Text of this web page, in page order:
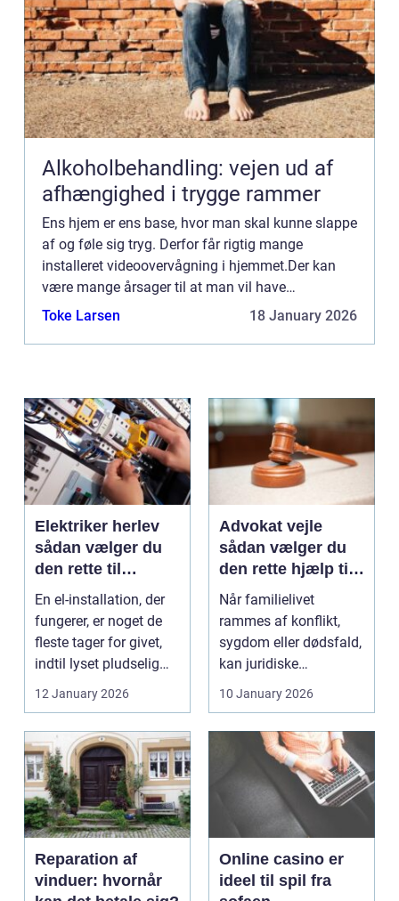
Alkoholbehandling: vejen ud af
afhængighed i trygge rammer
Ens hjem er ens base, hvor man skal kunne slappe
af og føle sig tryg. Derfor får rigtig mange
installeret videoovervågning i hjemmet.Der kan
være mange årsager til at man vil have
videoovervågning i hjemmet, men ens for alle er
Toke Larsen 18 January 2026
Elektriker herlev
sådan vælger du
den rette til
opgaven
En el-installation, der
fungerer, er noget de
fleste tager for givet,
indtil lyset pludselig
12 January 2026
Advokat vejle
sådan vælger du
den rette hjælp til
familien
Når familielivet
rammes af konflikt,
sygdom eller dødsfald,
kan juridiske
vokse si...
10 January 2026
Reparation af
vinduer: hvornår
Online casino er
ideel til spil fra